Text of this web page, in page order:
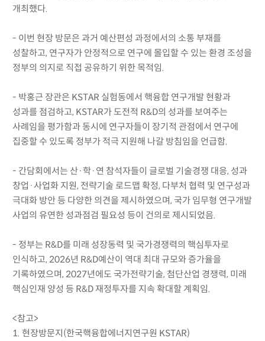
개최했다.
- 이번 현장 방문은 과거 예산편성 과정에서의 소통 부재를
성찰하고, 연구자가 안정적으로 연구에 몰입할 수 있는 환경 조성을
정부의 의지로 직접 공유하기 위한 목적임.
- 박홍근 장관은 KSTAR 실험동에서 핵융합 연구개발 현황과
성과를 점검하고, KSTAR가 도전적 R&D의 성과를 보여주는
사례임을 평가함과 동시에 연구자들이 장기적 관점에서 연구에
집중할 수 있도록 정부가 적극 지원해 나갈 방침임을 언급함.
- 간담회에서는 산·학·연 참석자들이 글로벌 기술경쟁 대응, 성과
창업·사업화 지원, 전략기술 로드맵 확정, 다부처 협력 및 연구성과
극대화 방안 등 다양한 의견을 제시하였으며, 국가 임무형 연구개발
사업의 유연한 성과점검 필요성 등이 건의로 제시되었음.
- 정부는 R&D를 미래 성장동력 및 국가경쟁력의 핵심투자로
인식하고, 2026년 R&D예산이 역대 최대 규모와 증가율을
기록하였으며, 2027년에도 국가전략기술, 첨단산업 경쟁력, 미래
핵심인재 양성 등 R&D 재정투자를 지속 확대할 계획임.
<참고>
1. 현장방문지(한국핵융합에너지연구원 KSTAR)